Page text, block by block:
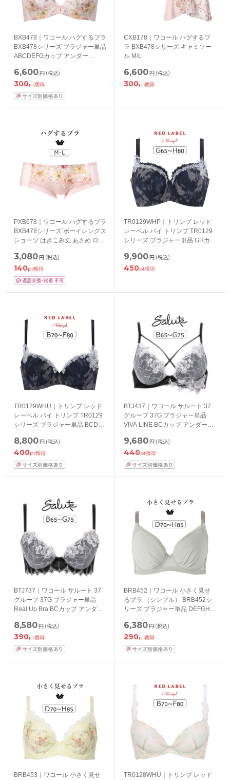
BXB478｜ワコール ハグするブラ
BXB478シリーズ ブラジャー単品
ABCDEFGカップ アンダー
6,600円 (税込)
300pt獲得
CXB178｜ワコール ハグするブ
ラ BXB478シリーズ キャミソー
ル M/L
6,600円 (税込)
300pt獲得
PXB678｜ワコール ハグするブラ
BXB478シリーズ ボーイレングス
ショーツ はきこみ丈 あさめ ロー
3,080円 (税込)
140pt獲得
TR0129WHP｜トリンプ レッド
レーベル バイ トリンプ TR0129
シリーズ ブラジャー単品 GHカッ
9,900円 (税込)
450pt獲得
TR0129WHU｜トリンプ レッド
レーベル バイ トリンプ TR0129
シリーズ ブラジャー単品 BCDEF
8,800円 (税込)
400pt獲得
BTJ437｜ワコール サルート 37
グループ 37G ブラジャー単品
VIVA LINE BCカップ アンダー
9,680円 (税込)
440pt獲得
BTJ737｜ワコール サルート 37
グループ 37G ブラジャー単品
Real Up Bra BCカップ アンダー
8,580円 (税込)
390pt獲得
BRB452｜ワコール 小さく見せ
るブラ （シンプル） BRB452シ
リーズ ブラジャー単品 DEFGHカ
65/70/75/80/85/90/95/100cm
6,380円 (税込)
290pt獲得
BRB453｜ワコール 小さく見せ TR0128WHU｜トリンプ レッド